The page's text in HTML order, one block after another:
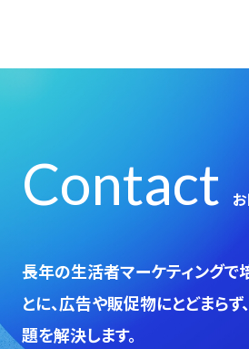
Contact
⻑年の生活者マーケティングで
とに、広告や販促物にとどまら
題を解決します。